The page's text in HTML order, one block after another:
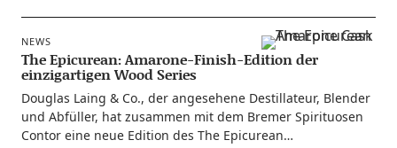
NEWS
The Epicurean: Amarone-Finish-Edition der
einzigartigen Wood Series
Dou­glas Laing & Co., der ange­se­he­ne Destil­la­teur, Blen­der
und Abfül­ler, hat zusam­men mit dem Bre­mer Spi­ri­tuo­sen
Con­tor eine neue Edi­ti­on des The Epicurean…